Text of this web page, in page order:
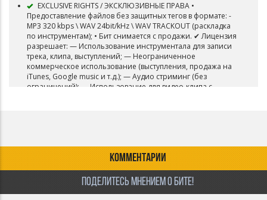
EXCLUSIVE RIGHTS / ЭКСКЛЮЗИВНЫЕ ПРАВА •
Предоставление файлов без защитных тегов в формате: -
MP3 320 kbps \ WAV 24bit/kHz \ WAV TRACKOUT (раскладка
по инструментам); • Бит снимается с продажи. ✔ Лицензия
разрешает: — Использование инструментала для записи
трека, клипа, выступлений; — Неограниченное
коммерческое использование (выступления, продажа на
iTunes, Google music и т.д.); — Аудио стриминг (без
ограничений); — Использование для видео-клипа с
КОММЕНТАРИИ
ПОДЕЛИТЕСЬ МНЕНИЕМ О БИТЕ!